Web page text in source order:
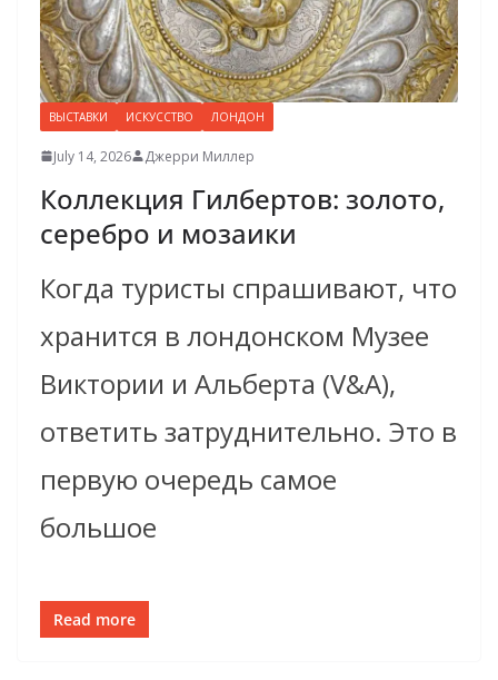
ВЫСТАВКИ ИСКУССТВО ЛОНДОН
July 14, 2026 Джерри Миллер
Коллекция Гилбертов: золото,
серебро и мозаики
Когда туристы спрашивают, что
хранится в лондонском Музее
Виктории и Альберта (V&A),
ответить затруднительно. Это в
первую очередь самое
большое
Read more